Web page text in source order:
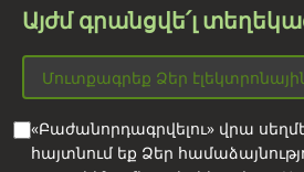
Այժմ գրանցվե՛լ
«Բաժանորդագրվելու» վրա
հայտնում եք Ձեր